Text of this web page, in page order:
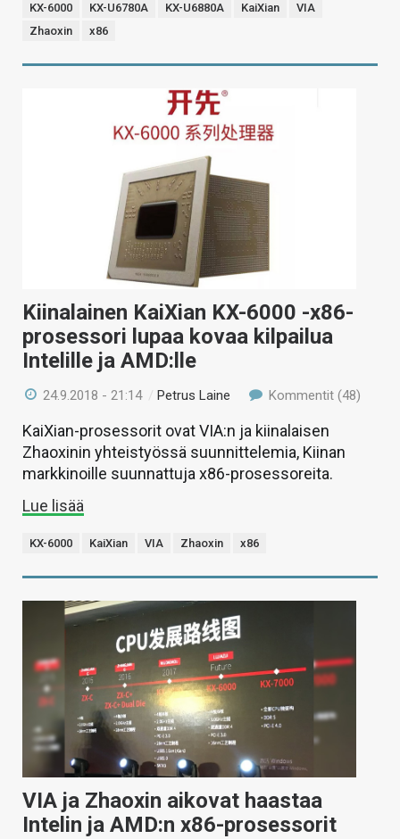
KX-6000 KX-U6780A KX-U6880A KaiXian
VIA
Zhaoxin
x86
Kiinalainen KaiXian KX-6000 -x86-
prosessori lupaa kovaa kilpailua
Intelille ja AMD:lle
24.9.2018 - 21:14 / Petrus Laine Kommentit (48)
KaiXian-prosessorit ovat VIA:n ja kiinalaisen
Zhaoxinin yhteistyössä suunnittelemia, Kiinan
markkinoille suunnattuja x86-prosessoreita.
Lue lisää
KX-6000 KaiXian VIA Zhaoxin x86
VIA ja Zhaoxin aikovat haastaa
Intelin ja AMD:n x86-prosessorit